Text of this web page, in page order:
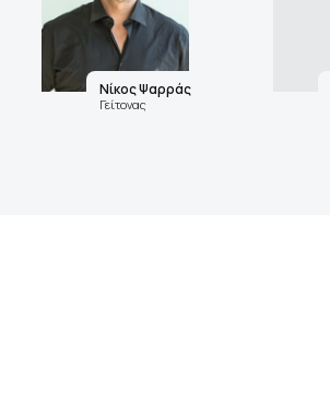
Νίκος Ψαρράς
Γείτονας